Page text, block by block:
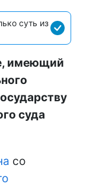
суть из
имеющий
суда
со